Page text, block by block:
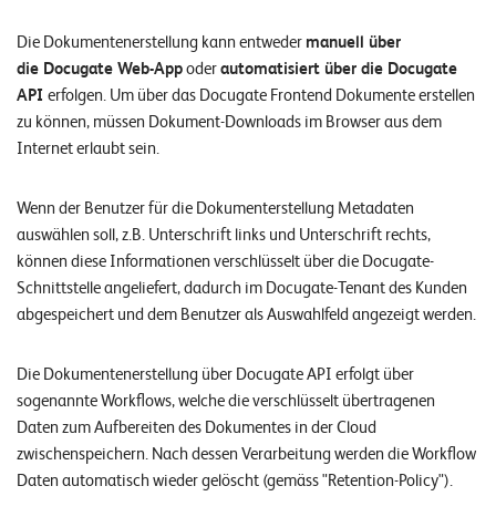
E
©
2
L
e
u
c
t
e
r
I
T
Die Dokumentenerstellung kann entweder manuell über
die Docugate Web-Appoderautomatisiert über die Docugate
API erfolgen. Um über das Docugate Frontend Dokumente erstellen
zu können, müssen Dokument-Downloads im Browser aus dem
Internet erlaubt sein.
Wenn der Benutzer für die Dokumenterstellung Metadaten
auswählen soll, z.B. Unterschrift links und Unterschrift rechts,
können diese Informationen verschlüsselt über die Docugate-
Schnittstelle angeliefert, dadurch im Docugate-Tenant des Kunden
abgespeichert und dem Benutzer als Auswahlfeld angezeigt werden.
Die Dokumentenerstellung über Docugate API erfolgt über
sogenannte Workflows, welche die verschlüsselt übertragenen
Daten zum Aufbereiten des Dokumentes in der Cloud
zwischenspeichern. Nach dessen Verarbeitung werden die Workflow
Daten automatisch wieder gelöscht (gemäss "Retention-Policy").